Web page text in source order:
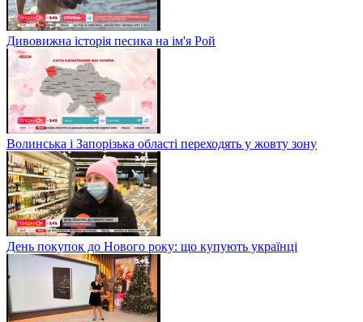
Дивовижна історія песика на ім'я Рой
Волинська і Запорізька області переходять у жовту зону
День покупок до Нового року: що купують українці